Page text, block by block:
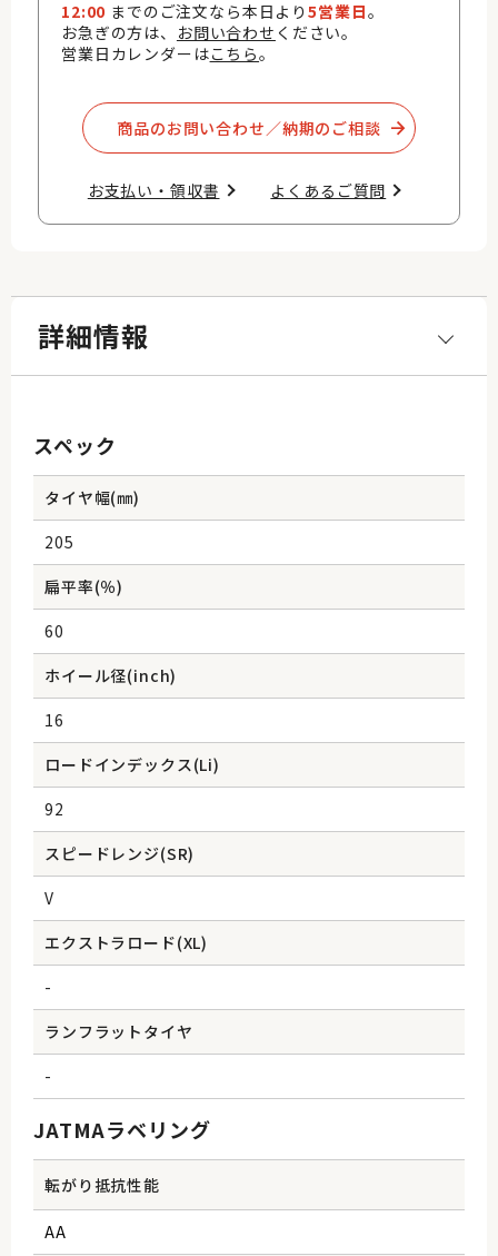
12:00 までのご注文なら本日より5営業日。
お急ぎの方は、 お問い合わせ ください。
営業日カレンダーはこちら。
商品のお問い合わせ／納期のご相談​
お支払い・領収書​ よくあるご質問​
詳細情報
スペック
タイヤ幅(㎜)
205
扁平率(％)
60
ホイール径(inch)
16
ロードインデックス(Li)
92
スピードレンジ(SR)
V
エクストラロード(XL)
-
ランフラットタイヤ
-
JATMAラベリング
転がり抵抗性能
AA